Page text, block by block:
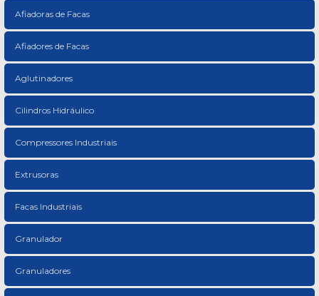
Afiadoras de Facas
Afiadores de Facas
Aglutinadores
Cilindros Hidráulico
Compressores Industriais
Extrusoras
Facas Industriais
Granulador
Granuladores